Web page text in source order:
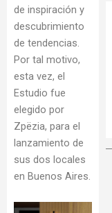
de inspiración y
descubrimiento
de tendencias.
Por tal motivo,
esta vez, el
Estudio fue
elegido por
Zpëzia, para el
lanzamiento de
sus dos locales
en Buenos Aires.